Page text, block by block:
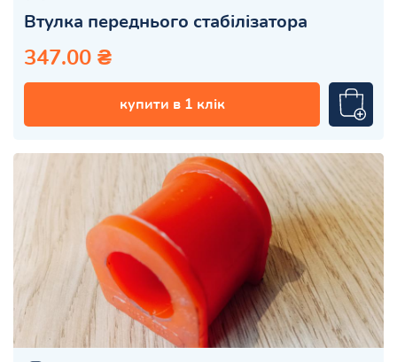
Втулка переднього стабілізатора
347.00 ₴
купити в 1 клік